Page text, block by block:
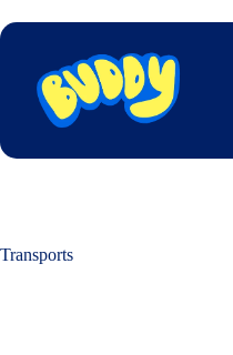
Transports